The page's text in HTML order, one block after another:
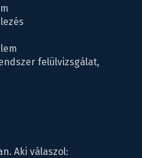
felülvizsgálat,
Aki válaszol: